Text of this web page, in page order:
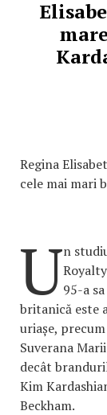
Regina
cele mai mari
Un
95-a
britanică este
uriașe,
Suverana
decât
Kim
Beckham.